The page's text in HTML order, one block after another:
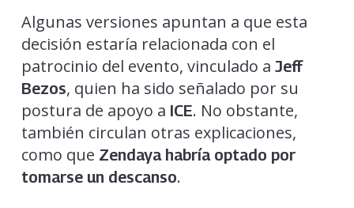
Algunas versiones apuntan a que esta
decisión estaría relacionada con el
patrocinio del evento, vinculado a Jeff
Bezos, quien ha sido señalado por su
postura de apoyo a ICE. No obstante,
también circulan otras explicaciones,
como que Zendaya habría optado por
tomarse un descanso.